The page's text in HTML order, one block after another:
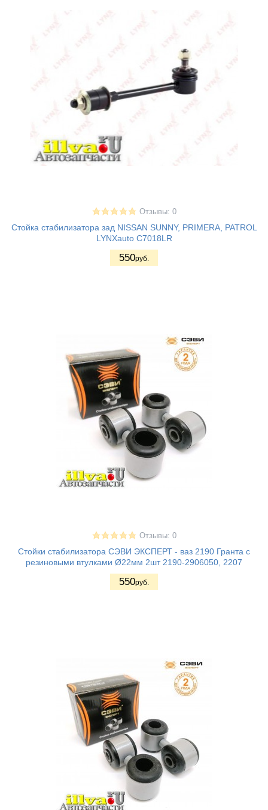
Отзывы: 0
Стойка стабилизатора зад NISSAN SUNNY, PRIMERA, PATROL
LYNXauto C7018LR
550руб.
Отзывы: 0
Стойки стабилизатора СЭВИ ЭКСПЕРТ - ваз 2190 Гранта с
резиновыми втулками Ø22мм 2шт 2190-2906050, 2207
550руб.